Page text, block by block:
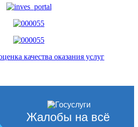
качества оказания услуг
Жалобы на всё